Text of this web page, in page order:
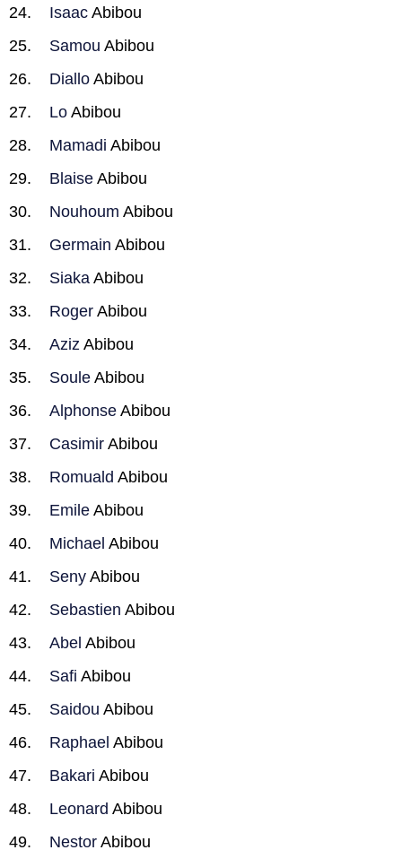
Isaac Abibou
Samou Abibou
Diallo Abibou
Lo Abibou
Mamadi Abibou
Blaise Abibou
Nouhoum Abibou
Germain Abibou
Siaka Abibou
Roger Abibou
Aziz Abibou
Soule Abibou
Alphonse Abibou
Casimir Abibou
Romuald Abibou
Emile Abibou
Michael Abibou
Seny Abibou
Sebastien Abibou
Abel Abibou
Safi Abibou
Saidou Abibou
Raphael Abibou
Bakari Abibou
Leonard Abibou
Nestor Abibou